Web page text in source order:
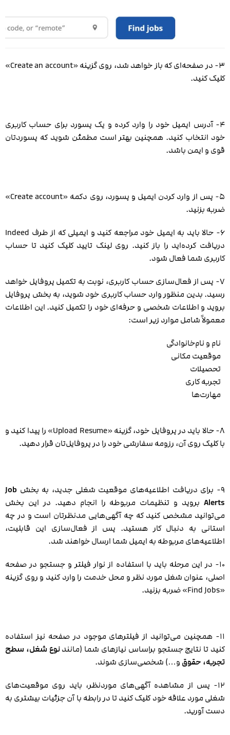
۳- در صفحه‌ای که باز خواهد شد، روی گزینه «Create an account»
کلیک کنید.
۴- آدرس ایمیل خود را وارد کرده و یک پسورد برای حساب کاربری
خود انتخاب کنید. همچنین بهتر است مطمئن شوید که پسوردتان
قوی و ایمن باشد.
۵- پس از وارد کردن ایمیل و پسورد، روی دکمه «Create account»
ضربه بزنید.
۶- حالا باید به ایمیل خود مراجعه کنید و ایمیلی که از طرف Indeed
دریافت کرده‌اید را باز کنید. روی لینک تایید کلیک کنید تا حساب
کاربری شما فعال شود.
۷- پس از فعال‌سازی حساب کاربری، نوبت به تکمیل پروفایل خواهد
رسید. بدین منظور وارد حساب کاربری خود شوید، به بخش پروفایل
بروید و اطلاعات شخصی و حرفه‌ای خود را تکمیل کنید. این اطلاعات
معمولاً شامل موارد زیر است:
نام و نام‌خانوادگی
موقعیت مکانی
تحصیلات
تجربه کاری
مهارت‌ها
۸- حالا باید در پروفایل خود، گزینه «Upload Resume» را پیدا کنید و
با کلیک روی آن، رزومه سفارشی خود را در پروفایل‌تان قرار دهید.
۹- برای دریافت اطلاعیه‌های موقعیت شغلی جدید، به بخش
Job
Alerts بروید و تنظیمات مربوطه را انجام دهید. در این بخش
می‌توانید مشخص کنید که چه آگهی‌هایی مدنظرتان است و در چه
استانی به دنبال کار هستید. پس از فعال‌سازی این قابلیت،
اطلاعیه‌های مربوطه به ایمیل شما ارسال خواهند شد.
۱۰- در این مرحله باید با استفاده از نوار فیلتر و جستجو در صفحه
اصلی، عنوان شغل مورد نظر و محل خدمت را وارد کنید و روی گزینه
«Find Jobs» ضربه بزنید.
۱۱- همچنین می‌توانید از فیلترهای موجود در صفحه نیز استفاده
کنید تا نتایج جستجو براساس نیازهای شما (مانندنوع شغل، سطح
تجربه، حقوق و…) شخصی‌سازی شوند.
۱۲- پس از مشاهده آگهی‌های موردنظر، باید روی موقعیت‌های
شغلی مورد علاقه خود کلیک کنید تا در رابطه با آن جزئیات بیشتری به
دست آورید.